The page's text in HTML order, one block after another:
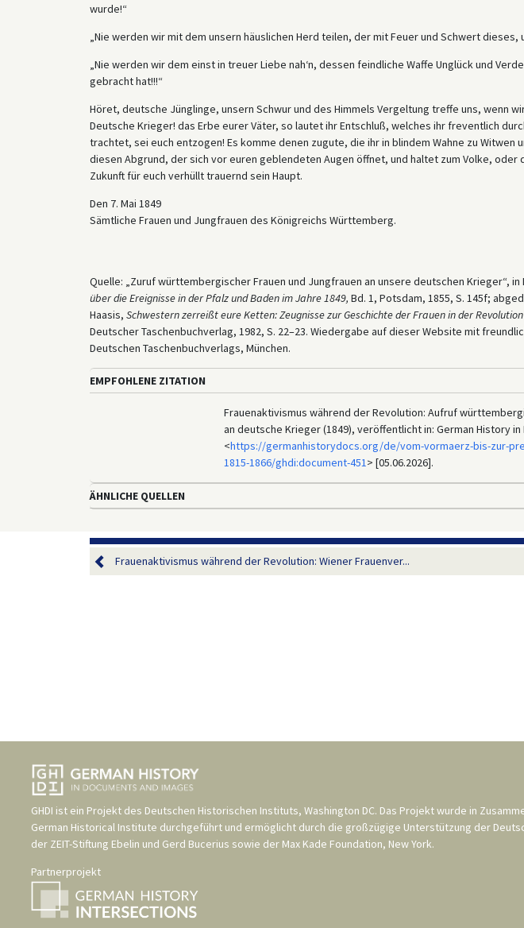
wurde!“
„Nie werden wir mit dem unsern häuslichen Herd teilen, der mit Feuer und Schwert
„Nie werden wir dem einst in treuer Liebe nah‘n, dessen feindliche Waffe Unglück und
gebracht hat!!!“
Höret, deutsche Jünglinge, unsern Schwur und des Himmels Vergeltung treffe uns, wenn
Deutsche Krieger! das Erbe eurer Väter, so lautet ihr Entschluß, welches ihr freventlich
trachtet, sei euch entzogen! Es komme denen zugute, die ihr in blindem Wahne zu Witwen
diesen Abgrund, der sich vor euren geblendeten Augen öffnet, und haltet zum Volke, oder
Zukunft für euch verhüllt trauernd sein Haupt.
Den 7. Mai 1849
Sämtliche Frauen und Jungfrauen des Königreichs Württemberg.
Quelle: „Zuruf württembergischer Frauen und Jungfrauen an unsere deutschen Krieger“, in
über die Ereignisse in der Pfalz und Baden im Jahre 1849, Bd. 1, Potsdam, 1855, S. 145f;
Haasis, Schwestern zerreißt eure Ketten: Zeugnisse zur Geschichte der Frauen in der
Deutscher Taschenbuchverlag, 1982, S. 22–23. Wiedergabe auf dieser Website mit
Deutschen Taschenbuchverlags, München.
EMPFOHLENE ZITATION
Frauenaktivismus während der Revolution: Aufruf
an deutsche Krieger (1849), veröffentlicht in: German History
<https://germanhistorydocs.org/de/vom-vormaerz-bis-zur-
1815-1866/ghdi:document-451> [05.06.2026].
ÄHNLICHE QUELLEN
Frauenaktivismus während der Revolution: Wiener Frauenver...
GHDI ist ein Projekt des Deutschen Historischen Instituts, Washington DC. Das Projekt wurde in
German Historical Institute durchgeführt und ermöglicht durch die großzügige Unterstützung der
der ZEIT-Stiftung Ebelin und Gerd Bucerius sowie der Max Kade Foundation, New York.
Partnerprojekt